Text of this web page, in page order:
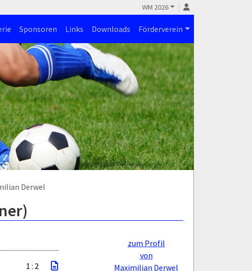
WM 2026
Sponsoren Links Downloads Förderverein
Derwel
zum Profil
von
Maximilian Derwel
1 : 2